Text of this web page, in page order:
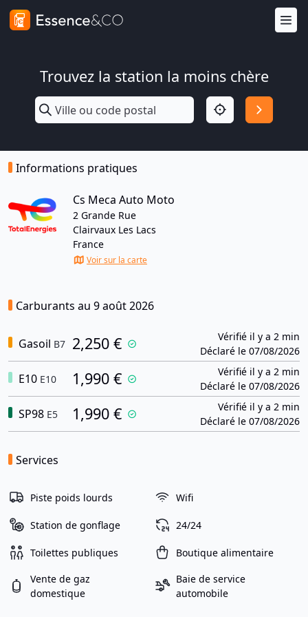
Trouvez la station la moins chère
Informations pratiques
Cs Meca Auto Moto
2 Grande Rue
Clairvaux Les Lacs
France
Voir sur la carte
Carburants au 9 août 2026
Gasoil B7 2,250 €
Vérifié il y a 2 min
Déclaré le 07/08/2026
E10 E10 1,990 €
Vérifié il y a 2 min
Déclaré le 07/08/2026
SP98 E5 1,990 €
Vérifié il y a 2 min
Déclaré le 07/08/2026
Services
Piste poids lourds Wifi
Station de gonflage 24/24
Toilettes publiques Boutique alimentaire
Vente de gaz
domestique
Baie de service
automobile